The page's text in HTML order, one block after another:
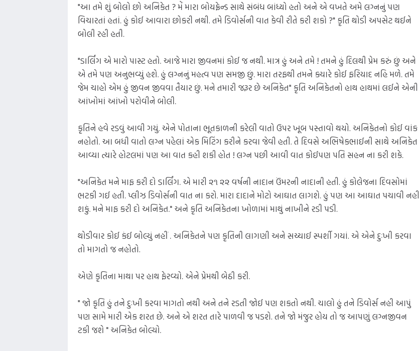
"આ તમે શું બોલો છો અનિકેત ? મેં મારા બોયફ્રેન્ડ સાથે સંબંધ બાંધ્યો હતો અને એ વખતે અમે લગ્નનું પણ
વિચારતાં હતાં. હું કોઈ આવારા છોકરી નથી. તમે ડિવોર્સની વાત કેવી રીતે કરી શકો ?" કૃતિ થોડી અપસેટ થઈને
બોલી રહી હતી.
"ડાર્લિંગ એ મારો પાસ્ટ હતો. આજે મારા જીવનમાં કોઈ જ નથી. માત્ર હું અને તમે ! તમને હું દિલથી પ્રેમ કરું છું અને
એ તમે પણ અનુભવ્યું હશે. હું લગ્નનું મહત્વ પણ સમજી છું. મારા તરફથી તમને ક્યારે કોઈ ફરિયાદ નહિ મળે. તમે
જેમ ચાહો એમ હું જીવન જીવવા તૈયાર છું. મને તમારી જરૂર છે અનિકેત" કૃતિ અનિકેતનો હાથ હાથમાં લઈને એની
આંખોમાં આંખો પરોવીને બોલી.
કૃતિને હવે રડવું આવી ગયું. એને પોતાના ભૂતકાળની કરેલી વાતો ઉપર ખૂબ પસ્તાવો થયો. અનિકેતનો કોઈ વાંક
નહોતો. આ બધી વાતો લગ્ન પહેલાં એક મિટિંગ કરીને કરવા જેવી હતી. તે દિવસે અભિષેકભાઈની સાથે અનિકેત
આવ્યા ત્યારે હોટલમાં પણ આ વાત કહી શકી હોત ! લગ્ન પછી આવી વાત કોઈપણ પતિ સહન ના કરી શકે.
"અનિકેત મને માફ કરી દો ડાર્લિંગ. એ મારી ૨૧ ૨૨ વર્ષની નાદાન ઉંમરની નાદાની હતી. હું કોલેજના દિવસોમાં
ભટકી ગઈ હતી. પ્લીઝ ડિવોર્સની વાત ના કરો. મારા દાદાને મોટો આઘાત લાગશે. હું પણ આ આઘાત પચાવી નહી
શકું. મને માફ કરી દો અનિકેત." અને કૃતિ અનિકેતના ખોળામાં માથું નાખીને રડી પડી.
થોડીવાર કોઈ કંઈ બોલ્યું નહીં . અનિકેતને પણ કૃતિની લાગણી અને સચ્ચાઈ સ્પર્શી ગયાં. એ એને દુઃખી કરવા
તો માગતો જ નહોતો.
એણે કૃતિના માથા પર હાથ ફેરવ્યો. એને પ્રેમથી બેઠી કરી.
" જો કૃતિ હું તને દુઃખી કરવા માગતો નથી અને તને રડતી જોઈ પણ શકતો નથી. ચાલો હું તને ડિવોર્સ નહી આપું
પણ સામે મારી એક શરત છે. અને એ શરત તારે પાળવી જ પડશે. તને જો મંજુર હોય તો જ આપણું લગ્નજીવન
ટકી જશે " અનિકેત બોલ્યો.